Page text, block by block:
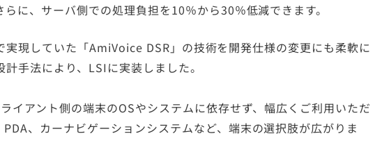
に、サーバ側での処理負担を10％から30％低減できます。
実現していた「AmiVoice DSR」の技術を開発仕様の変更にも柔軟に
手法により、LSIに実装しました。
イアント側の端末のOSやシステムに依存せず、幅広くご利用いただ
、カーナビゲーションシステムなど、端末の選択肢が広がりま